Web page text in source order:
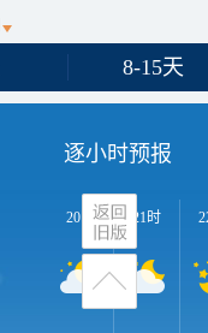
8-15天
逐小时预报
20时 21时